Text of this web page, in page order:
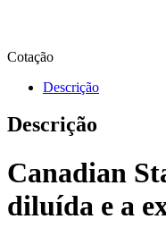
Cotação
Descrição
Descrição
Canadian
diluída e a